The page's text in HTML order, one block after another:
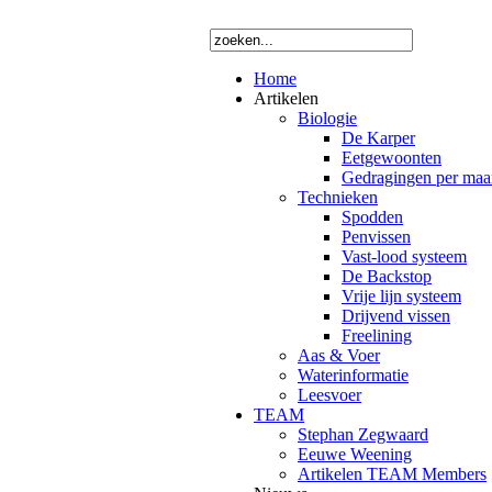
Home
Artikelen
Biologie
De Karper
Eetgewoonten
Gedragingen per
Technieken
Spodden
Penvissen
Vast-lood systeem
De Backstop
Vrije lijn systeem
Drijvend vissen
Freelining
Aas & Voer
Waterinformatie
Leesvoer
TEAM
Stephan Zegwaard
Eeuwe Weening
Artikelen TEAM Members